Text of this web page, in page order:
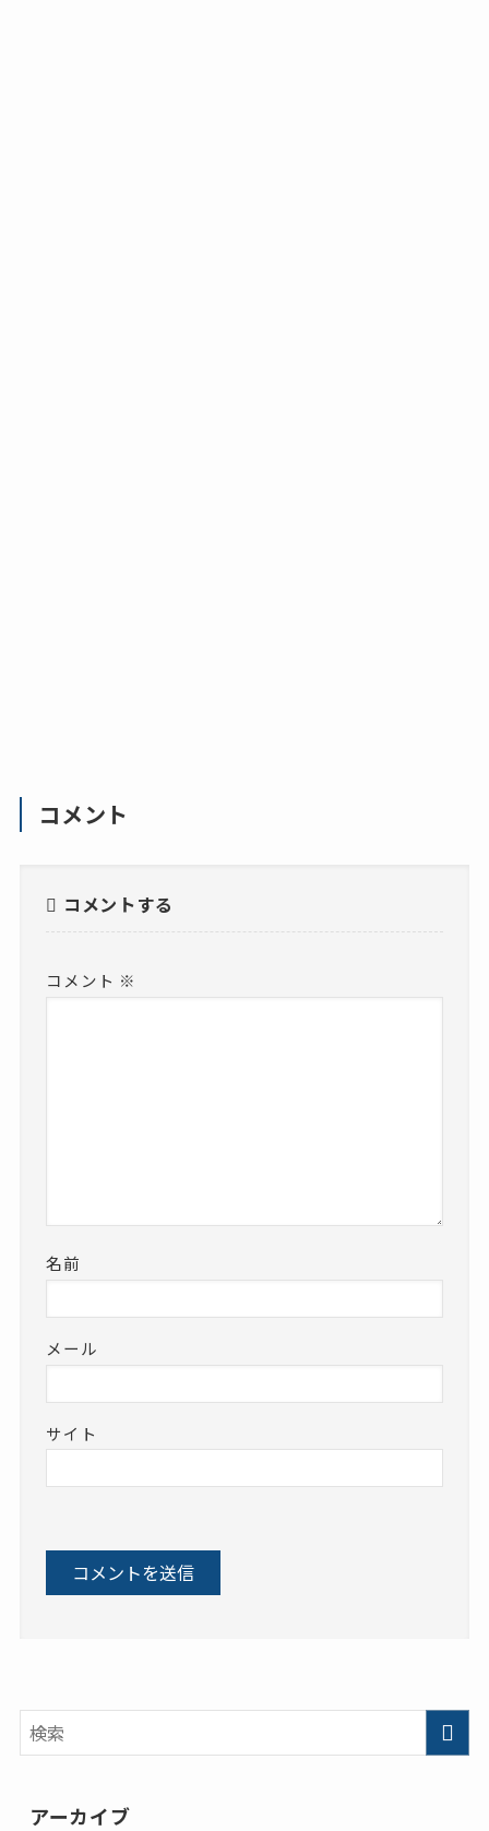
コメント
コメントする
コメント ※
名前
メール
サイト
アーカイブ